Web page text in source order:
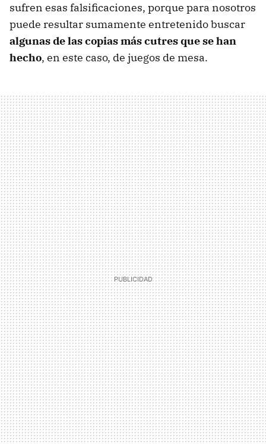
sufren esas falsificaciones, porque para nosotros
puede resultar sumamente entretenido buscar
algunas de las copias más cutres que se han
hecho, en este caso, de juegos de mesa.